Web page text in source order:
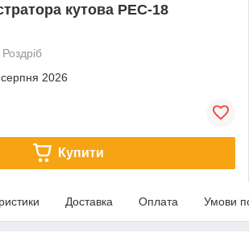
кутова PEC-18
Роздріб
2026
Купити
Доставка Оплата Умови